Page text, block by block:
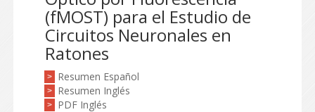
(fMOST) para el Estudio de
Circuitos Neuronales en
Ratones
> Resumen Español
> Resumen Inglés
> PDF Inglés